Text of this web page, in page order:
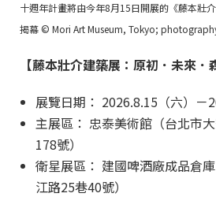
十週年計畫將由今年8月15日開展的《藤本壯
揭幕 © Mori Art Museum, Tokyo;
【藤本壯介建築展：原初．未來．
展覽日期： 2026.8.15（六）－
主展區： 忠泰美術館（台北市
178號）
衛星展區： 建國啤酒廠成品倉
江路25巷40號）